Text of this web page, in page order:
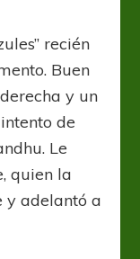
recién
Buen
y un
de
Le
quien la
y adelantó a